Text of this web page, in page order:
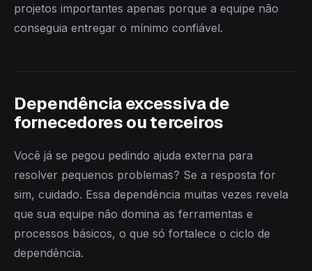
projetos importantes apenas porque a equipe não
conseguia entregar o mínimo confiável.
Dependência excessiva de
fornecedores ou terceiros
Você já se pegou pedindo ajuda externa para
resolver pequenos problemas? Se a resposta for
sim, cuidado. Essa dependência muitas vezes revela
que sua equipe não domina as ferramentas e
processos básicos, o que só fortalece o ciclo de
dependência.